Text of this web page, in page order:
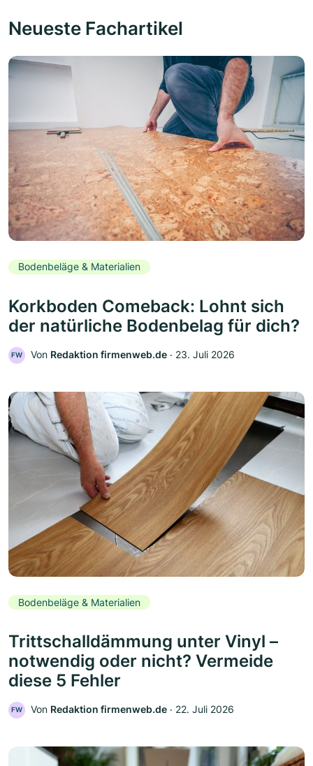
Neueste Fachartikel
Bodenbeläge & Materialien
Korkboden Comeback: Lohnt sich
der natürliche Bodenbelag für dich?
FW Von Redaktion firmenweb.de ‧ 23. Juli 2026
Bodenbeläge & Materialien
Trittschalldämmung unter Vinyl –
notwendig oder nicht? Vermeide
diese 5 Fehler
FW Von Redaktion firmenweb.de ‧ 22. Juli 2026